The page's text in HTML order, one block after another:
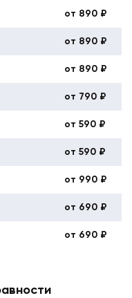
от 890 ₽
от 890 ₽
от 890 ₽
от 790 ₽
от 590 ₽
от 590 ₽
от 990 ₽
от 690 ₽
от 690 ₽